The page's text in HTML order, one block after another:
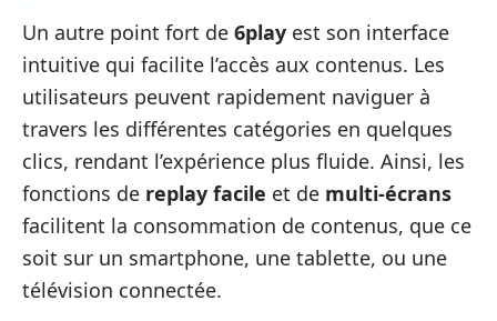
Un autre point fort de 6play est son interface
intuitive qui facilite l’accès aux contenus. Les
utilisateurs peuvent rapidement naviguer à
travers les différentes catégories en quelques
clics, rendant l’expérience plus fluide. Ainsi, les
fonctions de replay facile et de multi-écrans
facilitent la consommation de contenus, que ce
soit sur un smartphone, une tablette, ou une
télévision connectée.